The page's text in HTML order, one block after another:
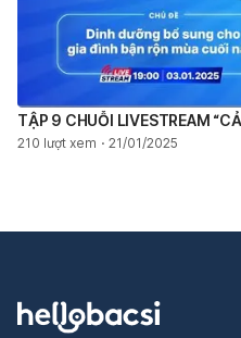
TẬP 9 CHUỖI LIVESTREAM
210 lượt xem 21/01/2025